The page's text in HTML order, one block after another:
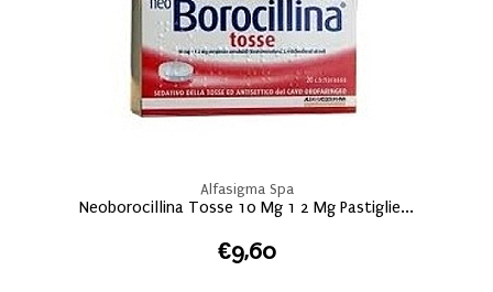
Alfasigma Spa
Neoborocillina Tosse 10 Mg 1 2 Mg Pastiglie...
€9,60